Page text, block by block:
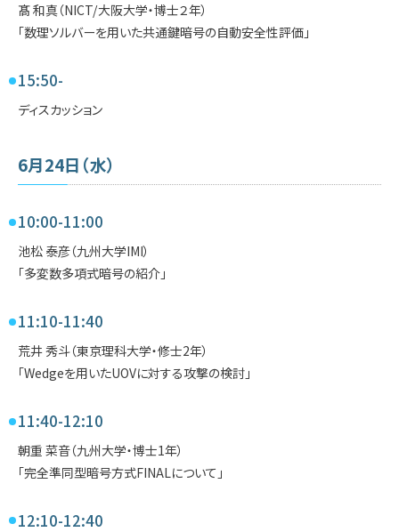
髙 和真（NICT/大阪大学・博士２年）
「数理ソルバーを用いた共通鍵暗号の自動安全性評価」
15:50-
ディスカッション
6月24日（水）
10:00-11:00
池松 泰彦（九州大学IMI）
「多変数多項式暗号の紹介」
11:10-11:40
荒井 秀斗（東京理科大学・修士2年）
「Wedgeを用いたUOVに対する攻撃の検討」
11:40-12:10
朝重 菜音（九州大学・博士1年）
「完全準同型暗号方式FINALについて」
12:10-12:40